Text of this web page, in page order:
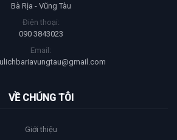
Bà Rịa - Vũng Tàu
Điện thoại:
090 3843023
Email:
VỀ CHÚNG TÔI
Giới thiệu